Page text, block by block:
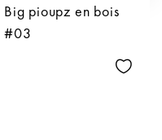
Big pioupz en bois
#03